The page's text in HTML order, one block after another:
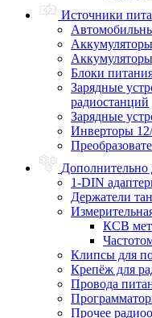
Источники
Блоки
Зарядные
радиостанций
Зарядные
Инверторы
Дополнительно
1-DIN
Держатели
КСВ
Клипсы для
Крепёж для
Провода
Прочее